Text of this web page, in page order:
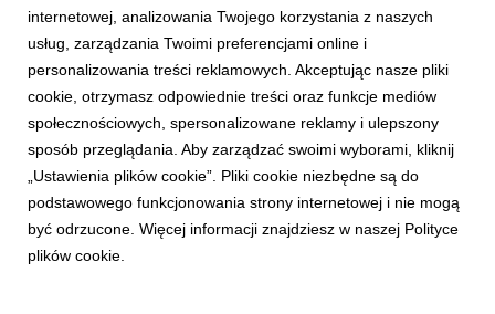
NASZE MARKI
SMYK COOL CLUB Kolekcja Lato 2026
4 maja 2026
Spakujcie ze SMYKIEM swoją letnią walizkę i ruszcie w
przygodę! Wszystko, co niezbędne podczas letnich aktywności
– o każdej porze i w każdym miejscu – znajdziecie w sklepach
internetowej, analizowania Twojego korzystania z naszych
usług, zarządzania Twoimi preferencjami online i
personalizowania treści reklamowych. Akceptując nasze pliki
cookie, otrzymasz odpowiednie treści oraz funkcje mediów
społecznościowych, spersonalizowane reklamy i ulepszony
sposób przeglądania. Aby zarządzać swoimi wyborami, kliknij
„Ustawienia plików cookie”. Pliki cookie niezbędne są do
podstawowego funkcjonowania strony internetowej i nie mogą
być odrzucone. Więcej informacji znajdziesz w naszej Polityce
plików cookie.